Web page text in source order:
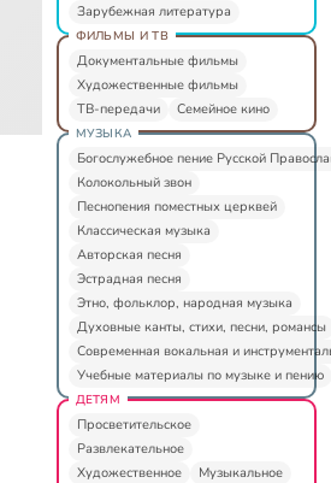
Зарубежная литература
ФИЛЬМЫ И ТВ
Документальные фильмы
Художественные фильмы
ТВ-передачи
Семейное кино
МУЗЫКА
Богослужебное пение Русской
Колокольный звон
Песнопения поместных церквей
Классическая музыка
Авторская песня
Эстрадная песня
Этно, фольклор, народная музыка
Духовные канты, стихи, песни, романсы
Современная вокальная и
Учебные материалы по музыке и пению
ДЕТЯМ
Просветительское
Развлекательное
Художественное
Музыкальное